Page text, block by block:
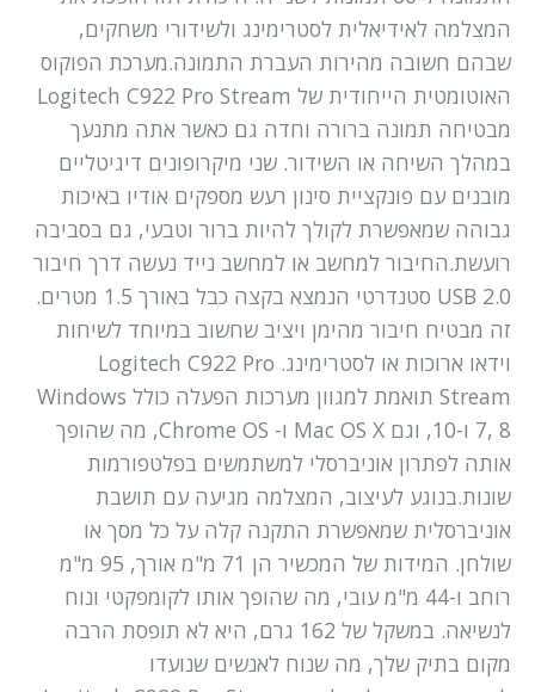
המצלמה לאידיאלית לסטרימינג ולשידורי משחקים,
שבהם חשובה מהירות העברת התמונה.מערכת הפוקוס
האוטומטית הייחודית של Logitech C922 Pro Stream
מבטיחה תמונה ברורה וחדה גם כאשר אתה מתנעך
במהלך השיחה או השידור. שני מיקרופונים דיגיטליים
מובנים עם פונקציית סינון רעש מספקים אודיו באיכות
גבוהה שמאפשרת לקולך להיות ברור וטבעי, גם בסביבה
רועשת.החיבור למחשב או למחשב נייד נעשה דרך חיבור
USB 2.0 סטנדרטי הנמצא בקצה כבל באורך 1.5 מטרים.
זה מבטיח חיבור מהימן ויציב שחשוב במיוחד לשיחות
וידאו ארוכות או לסטרימינג. Logitech C922 Pro
Stream תואמת למגוון מערכות הפעלה כולל Windows
7, 8 ו-10, וגם Mac OS X ו- Chrome OS, מה שהופך
אותה לפתרון אוניברסלי למשתמשים בפלטפורמות
שונות.בנוגע לעיצוב, המצלמה מגיעה עם תושבת
אוניברסלית שמאפשרת התקנה קלה על כל מסך או
שולחן. המידות של המכשיר הן 71 מ"מ אורך, 95 מ"מ
רוחב ו-44 מ"מ עובי, מה שהופך אותו לקומפקטי ונוח
לנשיאה. במשקל של 162 גרם, היא לא תופסת הרבה
מקום בתיק שלך, מה שנוח לאנשים שנועדו